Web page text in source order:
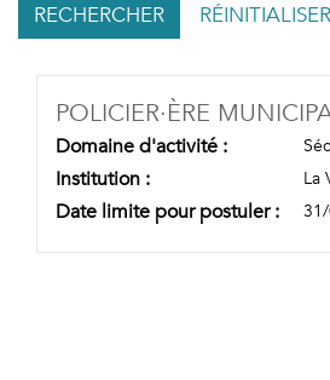
RECHERCHER RÉINITIALISER
POLICIER·ÈRE
Domaine d'activité :
Institution : La
Date limite pour postuler :